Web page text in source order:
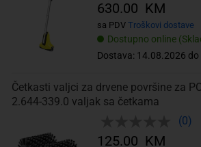
Dostupno online
Dostava: 14.08.2026
630.00 KM
sa PDV Troškovi dostave
Četkasti valjci za drvene površine za
2.644-339.0 valjak sa četkama
(0)
125.00 KM